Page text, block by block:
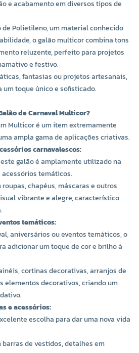
e acabamento em diversos tipos de
Polietileno, um material conhecido
o galão multicor combina tons
reluzente, perfeito para projetos
e festivo.
fantasias ou projetos artesanais,
toque único e sofisticado.
de Carnaval Multicor?
Multicor é um item extremamente
ampla gama de aplicações criativas.
carnavalescos:
galão é amplamente utilizado na
temáticos.
chapéus, máscaras e outros
vibrante e alegre, característico
temáticos:
aniversários ou eventos temáticos, o
adicionar um toque de cor e brilho à
cortinas decorativas, arranjos de
elementos decorativos, criando um
e acessórios:
escolha para dar uma nova vida
de vestidos, detalhes em